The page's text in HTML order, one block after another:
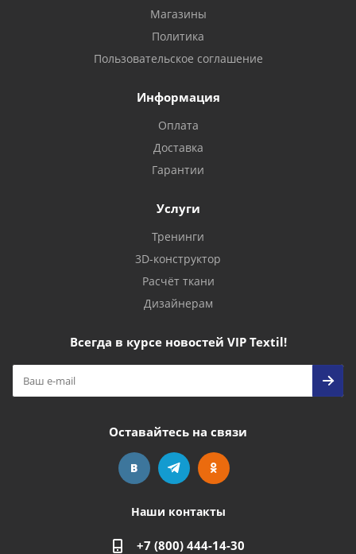
Магазины
Политика
Пользовательское соглашение
Информация
Оплата
Доставка
Гарантии
Услуги
Тренинги
3D-конструктор
Расчёт ткани
Дизайнерам
Всегда в курсе новостей VIP Textil!
Оставайтесь на связи
Наши контакты
+7 (800) 444-14-30